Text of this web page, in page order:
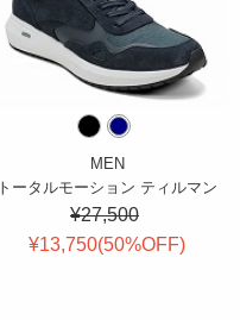
MEN
トータルモーション ティルマン
¥27,500
¥13,750(50%OFF)